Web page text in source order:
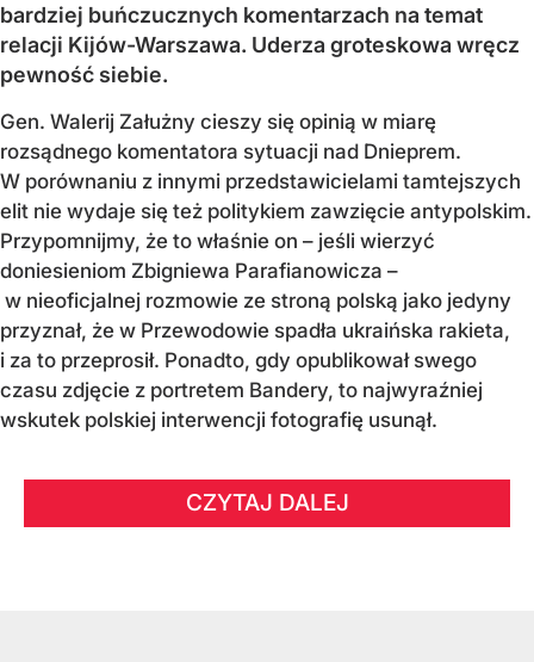
bardziej buńczucznych komentarzach na temat
relacji Kijów-Warszawa. Uderza groteskowa wręcz
pewność siebie.
Gen. Walerij Załużny cieszy się opinią w miarę
rozsądnego komentatora sytuacji nad Dnieprem.
W porównaniu z innymi przedstawicielami tamtejszych
elit nie wydaje się też politykiem zawzięcie antypolskim.
Przypomnijmy, że to właśnie on – jeśli wierzyć
doniesieniom Zbigniewa Parafianowicza –
w nieoficjalnej rozmowie ze stroną polską jako jedyny
przyznał, że w Przewodowie spadła ukraińska rakieta,
i za to przeprosił. Ponadto, gdy opublikował swego
czasu zdjęcie z portretem Bandery, to najwyraźniej
wskutek polskiej interwencji fotografię usunął.
CZYTAJ DALEJ